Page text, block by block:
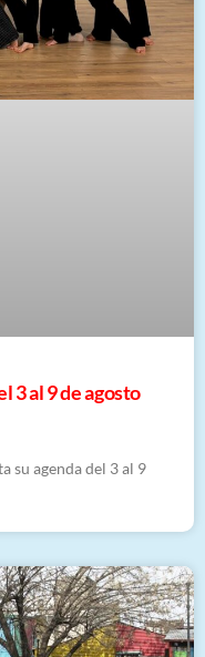
3 al 9 de agosto
su agenda del 3 al 9